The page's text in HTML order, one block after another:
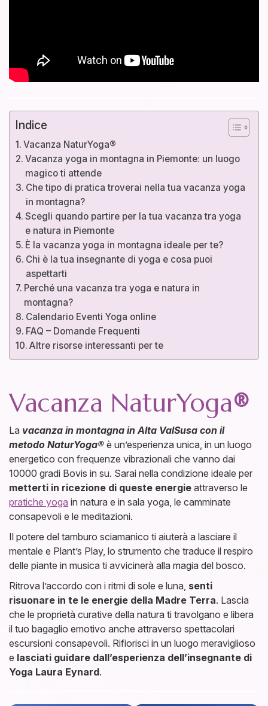
Indice
Vacanza NaturYoga®
Vacanza yoga in montagna in Piemonte: un luogo
magico ti attende
Che tipo di pratica troverai nella tua vacanza yoga
in montagna?
Scegli quando partire per la tua vacanza tra yoga
e natura in Piemonte
È la vacanza yoga in montagna ideale per te?
Chi è la tua insegnante di yoga e cosa puoi
aspettarti
Perché una vacanza tra yoga e natura in
montagna?
Calendario Eventi Yoga online
FAQ – Domande Frequenti
Altre risorse interessanti per te
Vacanza NaturYoga®
La vacanza in montagna in Alta ValSusa con il
metodo NaturYoga® è un’esperienza unica, in un luogo
energetico con frequenze vibrazionali che vanno dai
10000 gradi Bovis in su. Sarai nella condizione ideale per
metterti in ricezione di queste energie attraverso le
pratiche yoga in natura e in sala yoga, le camminate
consapevoli e le meditazioni.
Il potere del tamburo sciamanico ti aiuterà a lasciare il
mentale e Plant’s Play, lo strumento che traduce il respiro
delle piante in musica ti avvicinerà alla magia del bosco.
Ritrova l’accordo con i ritmi di sole e luna, senti
risuonare in te le energie della Madre Terra. Lascia
che le proprietà curative della natura ti travolgano e libera
il tuo bagaglio emotivo anche attraverso spettacolari
escursioni consapevoli. Rifiorisci in un luogo meraviglioso
e lasciati guidare dall’esperienza dell’insegnante di
Yoga Laura Eynard.